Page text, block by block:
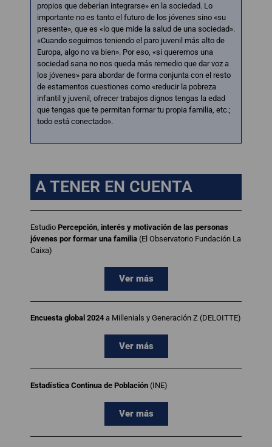
propios que deberían integrarse» en la sociedad. Lo
importante no es tanto el futuro de los jóvenes sino «su
presente», que es «lo que mide la salud de una sociedad».
«Cuando seguimos teniendo el paro juvenil más alto de
Europa, algo no va bien». Por eso, «si queremos una
sociedad sana no nos queda más remedio que dar voz a
los jóvenes» para abordar de forma conjunta con el resto
de estamentos cuestiones como «reducir la pobreza
infantil y juvenil, ofrecer trabajos dignos tengas la edad
que tengas que te permitan formar tu propia familia, etc.;
todo está conectado».
A TENER EN CUENTA
Estudio Percepción, interés y motivación de las personas
jóvenes por formar una familia (El Observatorio Fundación La
Caixa)
Ver más
Encuesta global 2024 a Millenials y Generación Z (DELOITTE)
Ver más
Estadística Continua de Población (INE)
Ver más